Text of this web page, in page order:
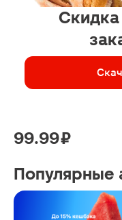
99.99 ₽
Популярные